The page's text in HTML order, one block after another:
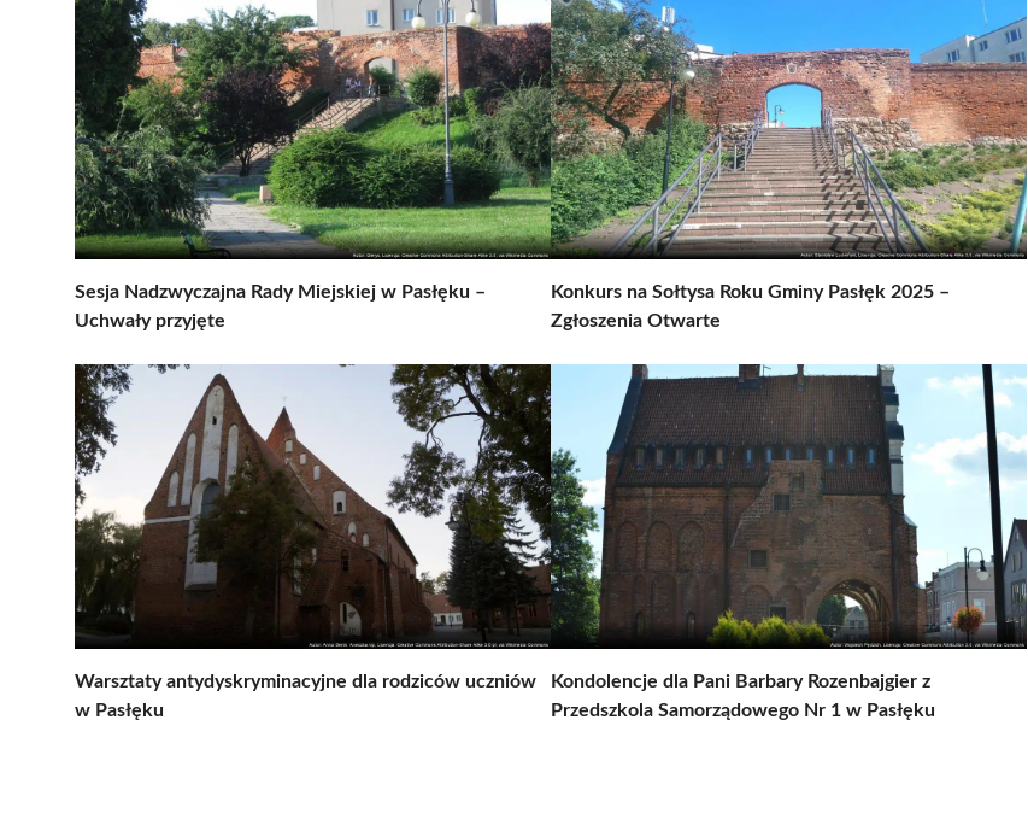
Sesja Nadzwyczajna Rady Miejskiej w Pasłęku –
Uchwały przyjęte
Konkurs na Sołtysa Roku Gminy Pasłęk 2025 –
Zgłoszenia Otwarte
Warsztaty antydyskryminacyjne dla rodziców uczniów
w Pasłęku
Kondolencje dla Pani Barbary Rozenbajgier z
Przedszkola Samorządowego Nr 1 w Pasłęku